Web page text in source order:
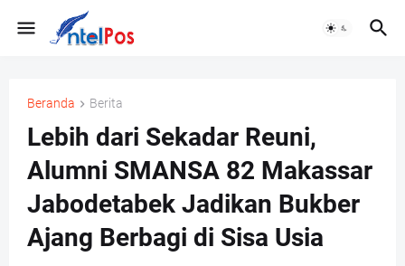
Beranda Berita
Lebih dari Sekadar Reuni,
Alumni SMANSA 82 Makassar
Jabodetabek Jadikan Bukber
Ajang Berbagi di Sisa Usia